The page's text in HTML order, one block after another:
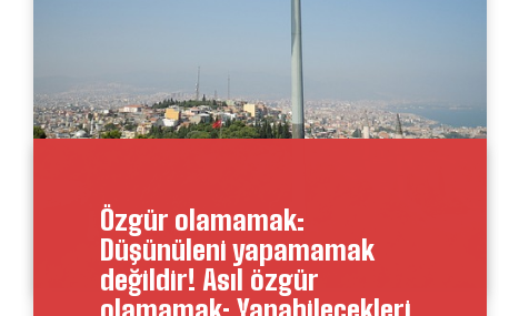
Özgür olamamak:
Düşünüleni yapamamak
değildir! Asıl özgür
olamamak: Yapabilecekleri